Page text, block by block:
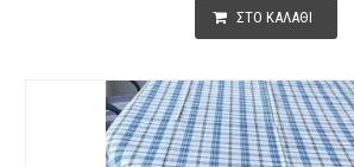
ΣΤΟ ΚΑΛΑΘΙ